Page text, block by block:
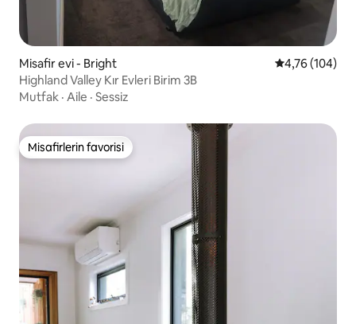
Misafir evi - Bright 5 üzerinden
4,76 (104)
Highland Valley Kır Evleri Birim 3B
Mutfak · Aile · Sessiz
Misafirlerin favorisi
Misafirlerin favorisi